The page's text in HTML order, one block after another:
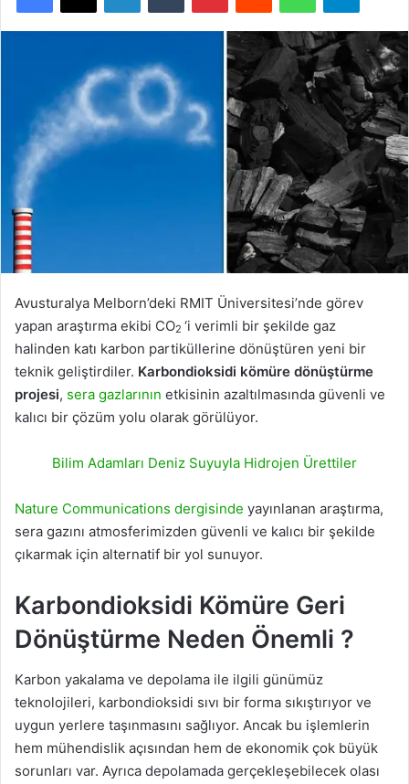
Avusturalya Melborn’deki RMIT Üniversitesi’nde görev
yapan araştırma ekibi CO2 ‘i verimli bir şekilde gaz
halinden katı karbon partiküllerine dönüştüren yeni bir
teknik geliştirdiler. Karbondioksidi kömüre dönüştürme
projesi, sera gazlarının etkisinin azaltılmasında güvenli ve
kalıcı bir çözüm yolu olarak görülüyor.
Bilim Adamları Deniz Suyuyla Hidrojen Ürettiler
Nature Communications dergisinde yayınlanan araştırma,
sera gazını atmosferimizden güvenli ve kalıcı bir şekilde
çıkarmak için alternatif bir yol sunuyor.
Karbondioksidi Kömüre Geri
Dönüştürme Neden Önemli ?
Karbon yakalama ve depolama ile ilgili günümüz
teknolojileri, karbondioksidi sıvı bir forma sıkıştırıyor ve
uygun yerlere taşınmasını sağlıyor. Ancak bu işlemlerin
hem mühendislik açısından hem de ekonomik çok büyük
sorunları var. Ayrıca depolamada gerçekleşebilecek olası